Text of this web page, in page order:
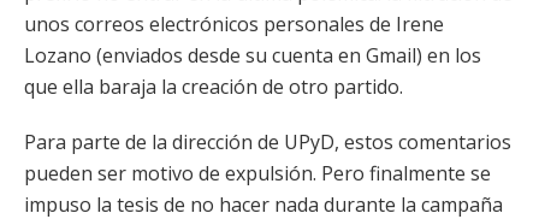
unos correos electrónicos personales de Irene
Lozano (enviados desde su cuenta en Gmail) en los
que ella baraja la creación de otro partido.
Para parte de la dirección de UPyD, estos comentarios
pueden ser motivo de expulsión. Pero finalmente se
impuso la tesis de no hacer nada durante la campaña